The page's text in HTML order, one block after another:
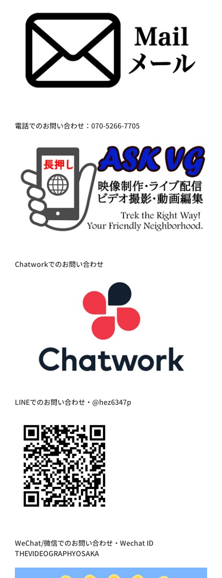
電話でのお問い合わせ：070-5266-7705
Chatworkでのお問い合わせ
LINEでのお問い合わせ・@hez6347p
WeChat/微信でのお問い合わせ・Wechat ID
THEVIDEOGRAPHYOSAKA